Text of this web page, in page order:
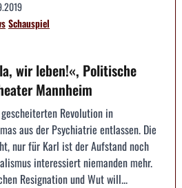
Schauspiel
wir leben!«, Politische
Mannheim
Revolution in
aus der Psychiatrie entlassen. Die
nur für Karl ist der Aufstand noch
interessiert niemanden mehr.
Resignation und Wut will...